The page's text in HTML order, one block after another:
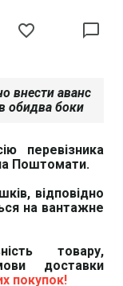
favorite_border chat_bubble_outline
внести аванс
обидва боки
перевізника
Поштомати.
відповідно
на вантажне
товару,
доставки
покупок!